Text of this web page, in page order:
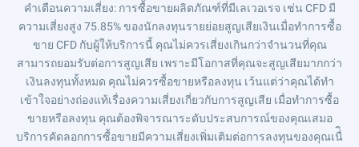
คำเตือนความเสี่ยง: การซื้อขายผลิตภัณฑ์ที่มีเลเวอเรจ เช่น CFD มี
ความเสี่ยงสูง 75.85% ของนักลงทุนรายย่อยสูญเสียเงินเมื่อทำการซื้อ
ขาย CFD กับผู้ให้บริการนี้ คุณไม่ควรเสี่ยงเกินกว่าจำนวนที่คุณ
สามารถยอมรับต่อการสูญเสีย เพราะมีโอกาสที่คุณจะสูญเสียมากกว่า
เงินลงทุนทั้งหมด คุณไม่ควรซื้อขายหรือลงทุน เว้นแต่ว่าคุณได้ทำ
เข้าใจอย่างถ่องแท้เรื่องความเสี่ยงเกี่ยวกับการสูญเสีย เมื่อทำการซื้อ
ขายหรือลงทุน คุณต้องพิจารณาระดับประสบการณ์ของคุณเสมอ
บริการคัดลอกการซื้อขายมีความเสี่ยงเพิ่มเติมต่อการลงทุนของคุณเนื่ิ